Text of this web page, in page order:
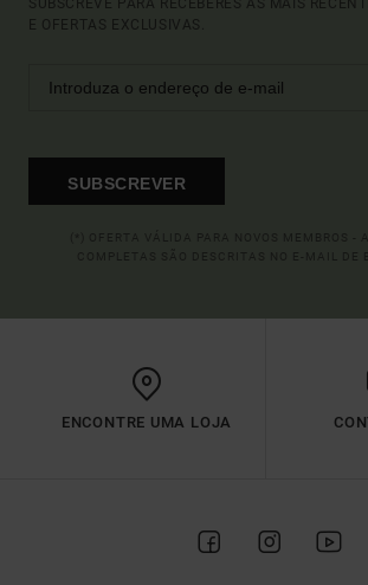
SUBSCREVE PARA RECEBERES AS MAIS
E OFERTAS EXCLUSIVAS.
SUBSCREVER
ENCONTRE UMA LOJA